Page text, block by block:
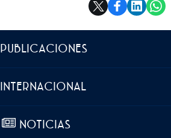
PUBLICACIONES
INTERNACIONAL
NOTICIAS